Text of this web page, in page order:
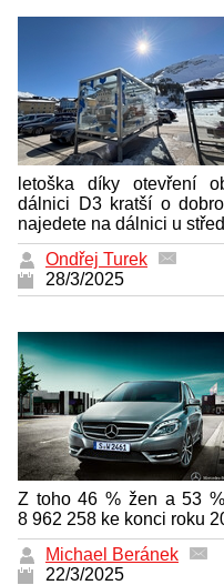
letoška díky otevření
dálnici D3 kratší o
najedete na dálnici u
Ondřej Turek
28/3/2025
Z toho 46 % žen a 53
8 962 258 ke konci roku
Michael Beránek
22/3/2025